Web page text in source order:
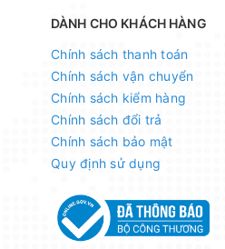
DÀNH CHO KHÁCH HÀNG
Chính sách thanh toán
Chính sách vận chuyển
Chính sách kiểm hàng
Chính sách đổi trả
Chính sách bảo mật
Quy định sử dụng